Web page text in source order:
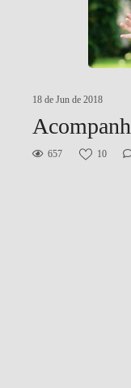
18 de Jun de 2018
657 10